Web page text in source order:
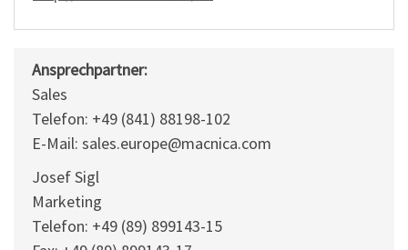
Ansprechpartner:
Sales
Telefon: +49 (841) 88198-102
E-Mail: sales.europe@macnica.com
Josef Sigl
Marketing
Telefon: +49 (89) 899143-15